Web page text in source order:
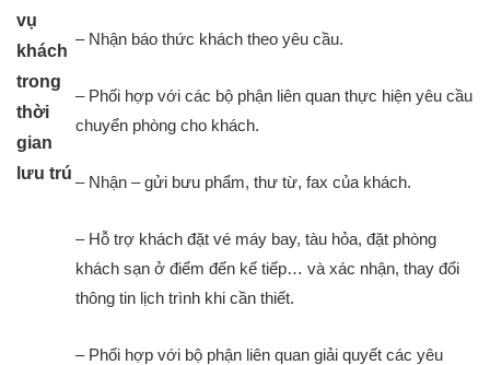
vụ
khách
trong
thời
gian
lưu trú
– Nhận báo thức khách theo yêu cầu.
– Phối hợp với các bộ phận liên quan thực hiện yêu cầu
chuyển phòng cho khách.
– Nhận – gửi bưu phẩm, thư từ, fax của khách.
– Hỗ trợ khách đặt vé máy bay, tàu hỏa, đặt phòng
khách sạn ở điểm đến kế tiếp… và xác nhận, thay đổi
thông tin lịch trình khi cần thiết.
– Phối hợp với bộ phận liên quan giải quyết các yêu